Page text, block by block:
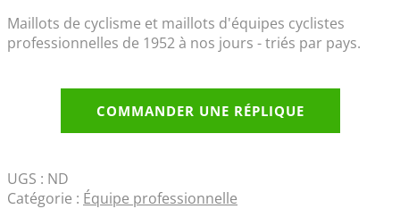
Maillots de cyclisme et maillots d'équipes cyclistes
professionnelles de 1952 à nos jours - triés par pays.
COMMANDER UNE RÉPLIQUE
UGS : ND
Catégorie : Équipe professionnelle